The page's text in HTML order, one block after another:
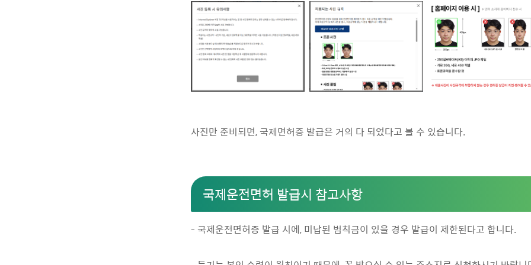
사진만 준비되면, 국제면허증 발급은 거의 다 되었다고 볼 수 있습니다.
국제운전면허 발급시 참고사항
- 국제운전면허증 발급 시에, 미납된 범칙금이 있을 경우 발급이 제한된다고 합니다.